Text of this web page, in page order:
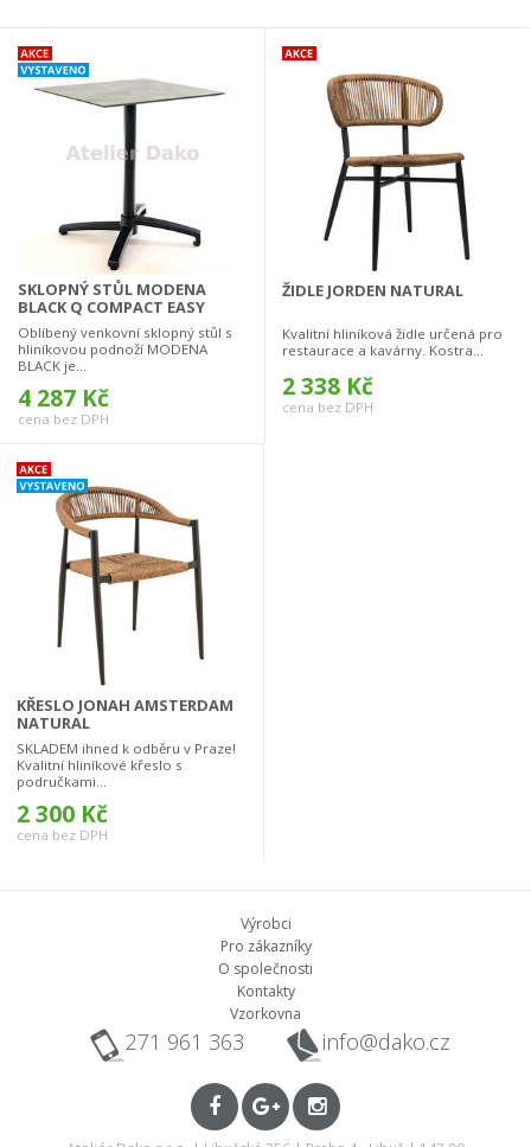
SKLOPNÝ STŮL MODENA
BLACK Q COMPACT EASY
Oblíbený venkovní sklopný stůl s
hliníkovou podnoží MODENA
BLACK je...
4 287 Kč
cena bez DPH
ŽIDLE JORDEN NATURAL
Kvalitní hliníková židle určená pro
restaurace a kavárny. Kostra...
2 338 Kč
cena bez DPH
KŘESLO JONAH AMSTERDAM
NATURAL
SKLADEM ihned k odběru v Praze!
Kvalitní hliníkové křeslo s
područkami...
2 300 Kč
cena bez DPH
Výrobci
Pro zákazníky
O společnosti
Kontakty
Vzorkovna
271 961 363 info@dako.cz